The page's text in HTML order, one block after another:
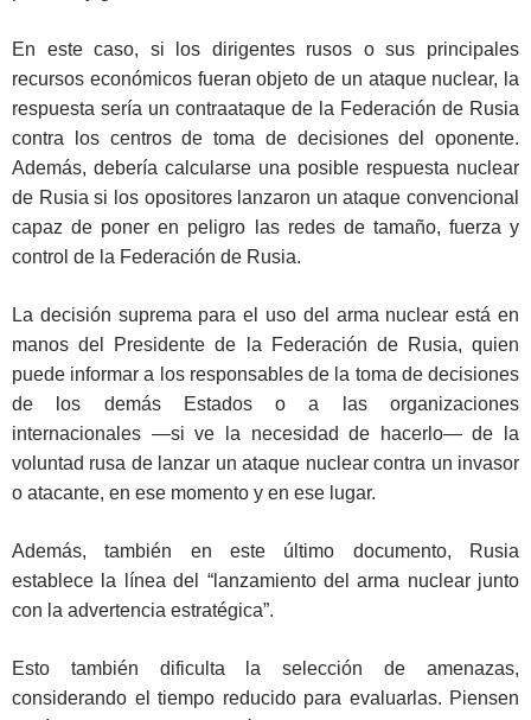
En este caso, si los dirigentes rusos o sus principales
recursos económicos fueran objeto de un ataque nuclear, la
respuesta sería un contraataque de la Federación de Rusia
contra los centros de toma de decisiones del oponente.
Además, debería calcularse una posible respuesta nuclear
de Rusia si los opositores lanzaron un ataque convencional
capaz de poner en peligro las redes de tamaño, fuerza y
control de la Federación de Rusia.
La decisión suprema para el uso del arma nuclear está en
manos del Presidente de la Federación de Rusia, quien
puede informar a los responsables de la toma de decisiones
de los demás Estados o a las organizaciones
internacionales —si ve la necesidad de hacerlo— de la
voluntad rusa de lanzar un ataque nuclear contra un invasor
o atacante, en ese momento y en ese lugar.
Además, también en este último documento, Rusia
establece la línea del “lanzamiento del arma nuclear junto
con la advertencia estratégica”.
Esto también dificulta la selección de amenazas,
considerando el tiempo reducido para evaluarlas. Piensen